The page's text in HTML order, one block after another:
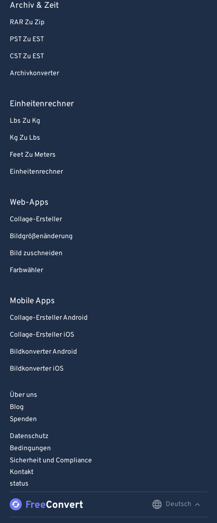
Archiv & Zeit
RAR Zu Zip
PST Zu EST
CST Zu EST
Archivkonverter
Einheitenrechner
Lbs Zu Kg
Kg Zu Lbs
Feet Zu Meters
Einheitenrechner
Web-Apps
Collage-Ersteller
Bildgrößenänderung
Bild zuschneiden
Farbwähler
Mobile Apps
Collage-Ersteller Android
Collage-Ersteller iOS
Bildkonverter Android
Bildkonverter iOS
Über uns
Blog
Spenden
Datenschutz
Bedingungen
Sicherheit und Compliance
Kontakt
status
Deutsch